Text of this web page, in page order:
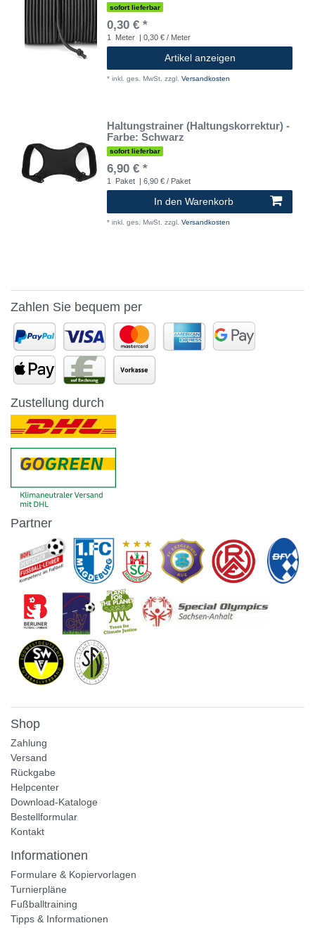
sofort lieferbar
0,30 € *
1 Meter | 0,30 € / Meter
Artikel anzeigen
* inkl. ges. MwSt. zzgl. Versandkosten
Haltungstrainer (Haltungskorrektur) -
Farbe: Schwarz
sofort lieferbar
6,90 € *
1 Paket | 6,90 € / Paket
In den Warenkorb
* inkl. ges. MwSt. zzgl. Versandkosten
Zahlen Sie bequem per
Zustellung durch
Partner
Shop
Zahlung
Versand
Rückgabe
Helpcenter
Download-Kataloge
Bestellformular
Kontakt
Informationen
Formulare & Kopiervorlagen
Turnierpläne
Fußballtraining
Tipps & Informationen